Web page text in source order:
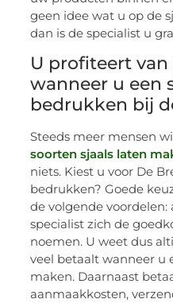
geen idee wat u op de
dan is de specialist u
U profiteert van
wanneer u een
bedrukken bij
Steeds meer mensen
soorten sjaals laten
niets. Kiest u voor De
bedrukken? Goede
de volgende
specialist zich de
noemen. U weet dus
veel betaalt wanneer u
maken. Daarnaast
aanmaakkosten,